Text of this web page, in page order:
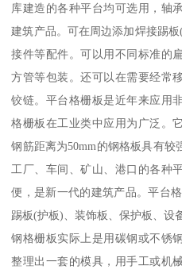
库建造的各种平台均可选用，轴
建筑产品。可在周边添加焊接踢
接件等配件。可以用不同标准的
方管等包装。还可以在需要经常
铰链。平台格栅板是近年来应用
格栅板在工业类中应用为广泛。
钢筋距离为50mm的钢格板具有
工厂、车间、矿山、港口的各种
便，是新一代的建筑产品。平台
踢板(护板)、装饰板、保护板、设
钢格栅板实际上是用碳钢或不锈
整理出一套的模具，用手工或机